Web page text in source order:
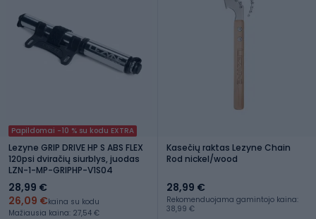
Papildomai -10 % su kodu EXTRA
Lezyne GRIP DRIVE HP S ABS FLEX
120psi dviračių siurblys, juodas
LZN-1-MP-GRIPHP-V1S04
28,99 €
26,09 €kaina su kodu
Mažiausia kaina: 27,54 €
Kasečių raktas Lezyne Chain
Rod nickel/wood
28,99 €
Rekomenduojama gamintojo kaina:
38,99 €